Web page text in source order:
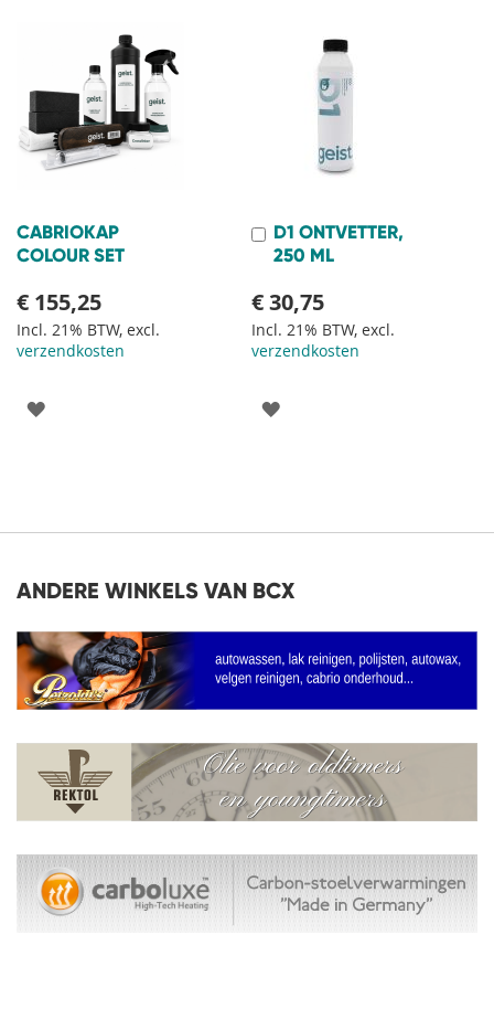
VERLANGLIJST
VERLANGLIJST
CABRIOKAP
COLOUR SET
€ 155,25
Incl. 21% BTW, excl.
verzendkosten
VOEG
D1 ONTVETTER,
250 ML
€ 30,75
Incl. 21% BTW, excl.
verzendkosten
In
Winkelwagen
VOEG
ANDERE WINKELS VAN BCX